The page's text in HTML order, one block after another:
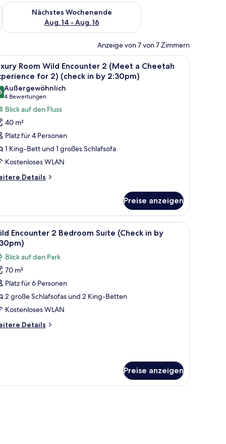
Aug. 7 - Aug. 9.
Nächstes Wochenende
Aug. 14 - Aug. 16
Überprüfe die Verfügbarkeit für nächstes Wochenende, Aug.
Anzeige von 7 von 7 Zimmern
Baldachinbett, im Hintergrund eine Aquariumwand.Ein modernes Wohnzimmer mit einem
7
Room Wild Encounter 2 (Meet a Cheetah
for 2) (check in by 2:30pm)
von 10
Außergewöhnlich
4 Bewertungen
(4
Bewertungen)
Blick auf den Fluss
40 m²
Platz für 4 Personen
1 King-Bett und 1 großes Schlafsofa
Kostenloses WLAN
Details
Preise anzeigen
einem Ledersessel.
Sofa, einem Tisch und einem Giraffen, die draußen zu sehen ist.
Ein Schlafzimmer mit einem Himmelsbett,
6 Encounter 2 Bedroom Suite (Check in by
Blick auf den Park
70 m²
Platz für 6 Personen
2 große Schlafsofas und 2 King-Betten
Kostenloses WLAN
Details
Preise anzeigen